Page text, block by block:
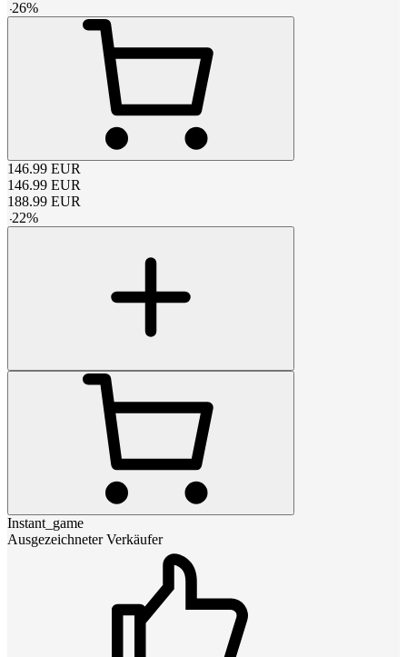
-26%
146.99 EUR
146.99 EUR
188.99 EUR
-22%
Instant_game
Ausgezeichneter Verkäufer